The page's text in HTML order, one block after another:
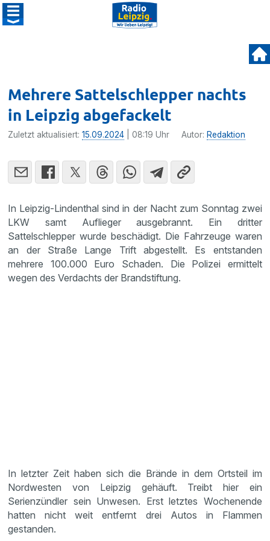
Mehrere Sattelschlepper nachts
in Leipzig abgefackelt
Zuletzt aktualisiert:15.09.2024 | 08:19 Uhr Autor: Redaktion
In Leipzig-Lindenthal sind in der Nacht zum Sonntag zwei
LKW samt Auflieger ausgebrannt. Ein dritter
Sattelschlepper wurde beschädigt. Die Fahrzeuge waren
an der Straße Lange Trift abgestellt. Es entstanden
mehrere 100.000 Euro Schaden. Die Polizei ermittelt
wegen des Verdachts der Brandstiftung.
In letzter Zeit haben sich die Brände in dem Ortsteil im
Nordwesten von Leipzig gehäuft. Treibt hier ein
Serienzündler sein Unwesen. Erst letztes Wochenende
hatten nicht weit entfernt drei Autos in Flammen
gestanden.